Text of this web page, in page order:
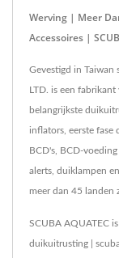
Werving | Meer
Accessoires |
Gevestigd in Taiwan
LTD. is een
belangrijkste
inflators, eerste fase
BCD's, BCD-
alerts, duiklampen
meer dan 45 landen
SCUBA AQUATEC
duikuitrusting |